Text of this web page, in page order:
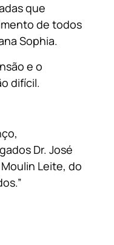
que
de todos
Sophia.
e o
difícil.
Dr. José
Leite, do